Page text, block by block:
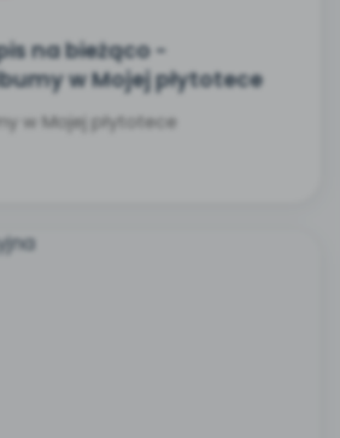
na bieżąco -
w Mojej płytotece
w Mojej płytotece